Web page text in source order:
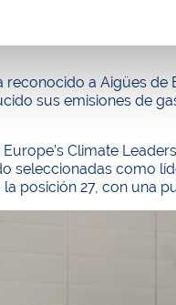
reconocido a Aigües
sus emisiones de
Climate
seleccionadas como
posición 27, con una